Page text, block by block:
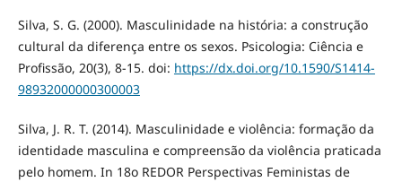
Silva, S. G. (2000). Masculinidade na história: a construção
cultural da diferença entre os sexos. Psicologia: Ciência e
Profissão, 20(3), 8-15. doi: https://dx.doi.org/10.1590/S1414-
98932000000300003
Silva, J. R. T. (2014). Masculinidade e violência: formação da
identidade masculina e compreensão da violência praticada
pelo homem. In 18o REDOR Perspectivas Feministas de